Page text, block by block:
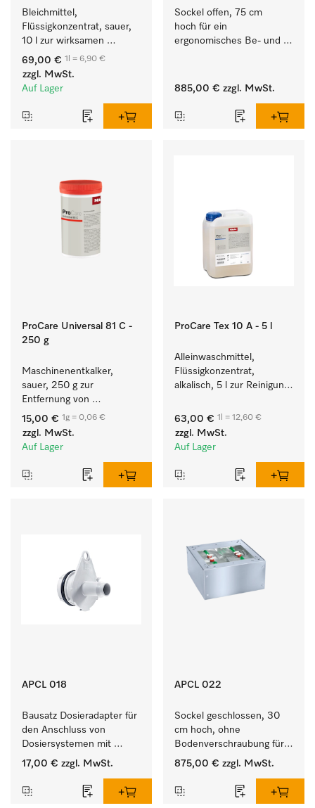
Bleichmittel,
Flüssigkonzentrat, sauer,
10 l zur wirksamen
Entfernung von
hartnäckigen Flecken.
69,00 € 1l = 6,90 €
zzgl. MwSt.
Auf Lager
Sockel offen, 75 cm
hoch für ein
ergonomisches Be- und
Trockner.
885,00 € zzgl. MwSt.
ProCare Universal 81 C -
250 g
Maschinenentkalker,
sauer, 250 g zur
Entfernung von
hartnäckigen
Kalkablagerungen.
15,00 € 1g = 0,06 €
zzgl. MwSt.
Auf Lager
ProCare Tex 10 A - 5 l
Alleinwaschmittel,
Flüssigkonzentrat,
alkalisch, 5 l zur Reinigung
farbechter Buntwäsche.
63,00 € 1l = 12,60 €
zzgl. MwSt.
Auf Lager
APCL 018
Bausatz Dosieradapter für
den Anschluss von
Dosiersystemen mit
Wassereinspülung.
17,00 € zzgl. MwSt.
APCL 022
Sockel geschlossen, 30
cm hoch, ohne
Bodenverschraubung für
ein ergonomisches Be-
Waschmaschine und
875,00 € zzgl. MwSt.